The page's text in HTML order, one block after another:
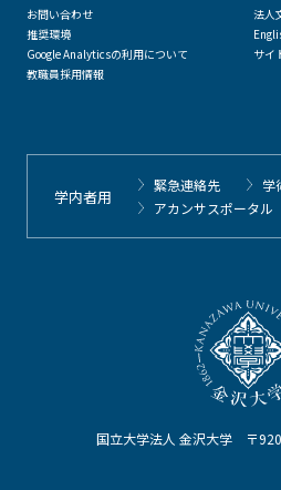
国立大学法人 金沢大学 〒
お問い合わせ
推奨環境
Google Analyticsの利用について
教職員採用情報
法人
サイ
学内者用
緊急連絡先
学
アカンサスポータル